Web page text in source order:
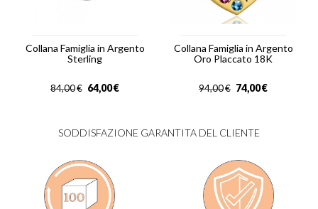
Collana Famiglia in Argento
Sterling
€
84,00 €
64,00
Collana Famiglia in Argento
Oro Placcato 18K
€
94,00 €
74,00
SODDISFAZIONE GARANTITA DEL CLIENTE